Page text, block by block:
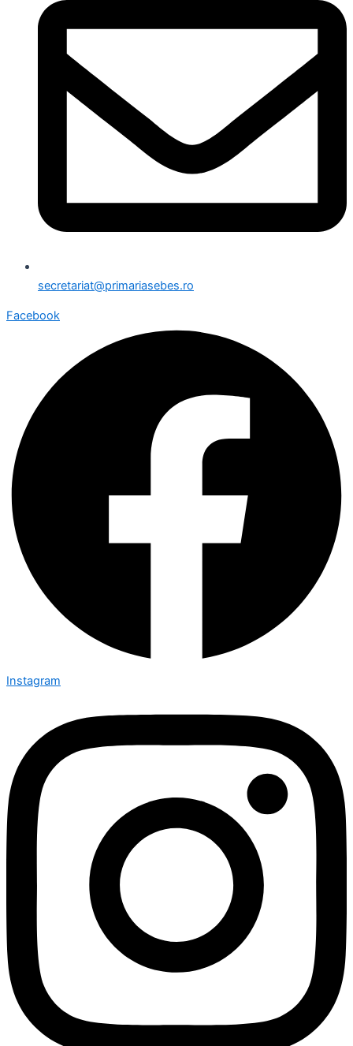
secretariat@primariasebes.ro
Facebook
Instagram